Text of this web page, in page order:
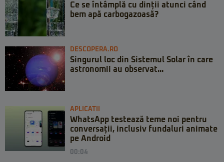
Ce se întâmplă cu dinții atunci când
bem apă carbogazoasă?
DESCOPERA.RO
Singurul loc din Sistemul Solar în care
astronomii au observat...
APLICATII
WhatsApp testează teme noi pentru
conversații, inclusiv fundaluri animate
pe Android
00:04